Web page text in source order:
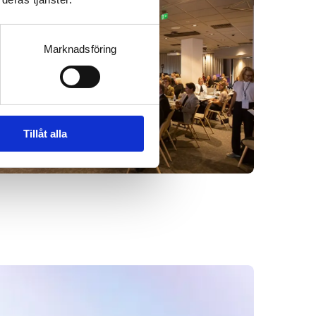
Marknadsföring
Tillåt alla